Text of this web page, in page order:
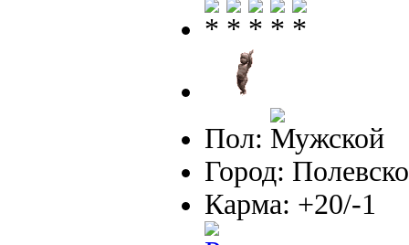
Пол:
Город:
Карма: +20/-1